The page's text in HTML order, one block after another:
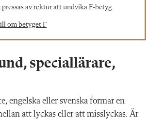
pressas av rektor att undvika F-betyg
om betyget F
speciallärare,
engelska eller svenska formar en
att lyckas eller att misslyckas. Är